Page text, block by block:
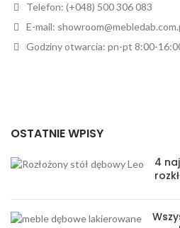
Telefon: (+048) 500 306 083
E-mail:
Godziny otwarcia: pn-pt 8:00-
OSTATNIE WPISY
4